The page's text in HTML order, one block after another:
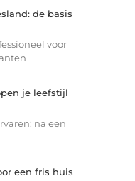
de basis
voor
je leefstijl
na een
een fris huis